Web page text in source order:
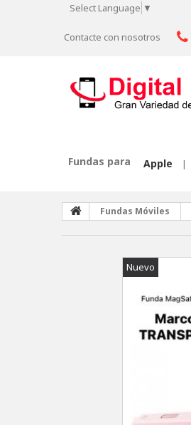
Select Language ▼
Contacte con nosotros
Apple |
Fundas para
Fundas Móviles
Nuevo